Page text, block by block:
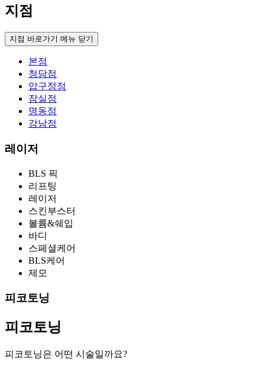
지점
지점 바로가기 메뉴 닫기
본점
청담점
압구정점
잠실점
명동점
강남점
레이저
BLS 픽
리프팅
레이저
스킨부스터
볼륨&쉐입
바디
스페셜케어
BLS케어
제모
피코토닝
피코토닝
피코토닝은 어떤 시술일까요?